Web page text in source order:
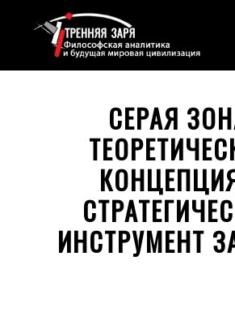
СЕРАЯ
ИНСТРУМЕНТ